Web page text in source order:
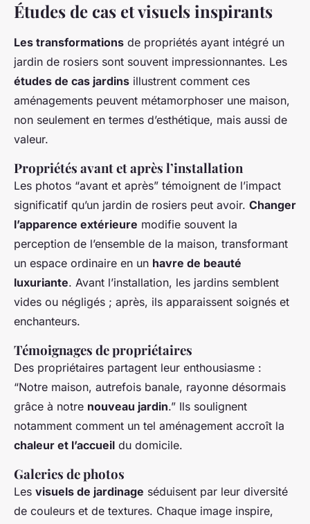
Études de cas et visuels inspirants
Les transformations de propriétés ayant intégré un
jardin de rosiers sont souvent impressionnantes. Les
études de cas jardins illustrent comment ces
aménagements peuvent métamorphoser une maison,
non seulement en termes d’esthétique, mais aussi de
valeur.
Propriétés avant et après l’installation
Les photos “avant et après” témoignent de l’impact
significatif qu’un jardin de rosiers peut avoir. Changer
l’apparence extérieure modifie souvent la
perception de l’ensemble de la maison, transformant
un espace ordinaire en un havre de beauté
luxuriante. Avant l’installation, les jardins semblent
vides ou négligés ; après, ils apparaissent soignés et
enchanteurs.
Témoignages de propriétaires
Des propriétaires partagent leur enthousiasme :
“Notre maison, autrefois banale, rayonne désormais
grâce à notre nouveau jardin.” Ils soulignent
notamment comment un tel aménagement accroît la
chaleur et l’accueil du domicile.
Galeries de photos
Les visuels de jardinage séduisent par leur diversité
de couleurs et de textures. Chaque image inspire,